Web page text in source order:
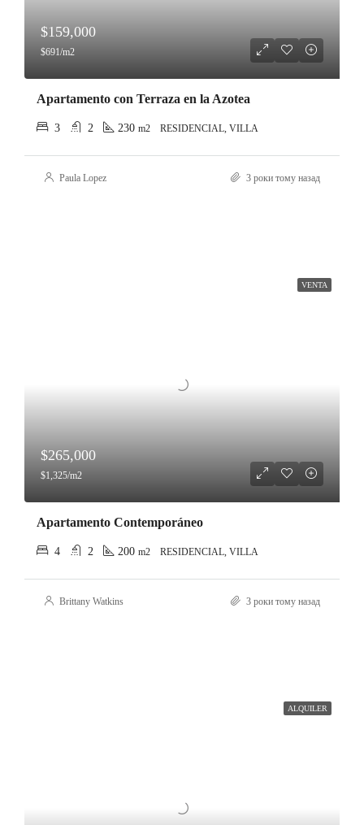
$159,000
$691/m2
Apartamento con Terraza en la Azotea
3 2 230 m2 RESIDENCIAL, VILLA
Paula Lopez 3 роки тому назад
VENTA
$265,000
$1,325/m2
Apartamento Contemporáneo
4 2 200 m2 RESIDENCIAL, VILLA
Brittany Watkins 3 роки тому назад
ALQUILER